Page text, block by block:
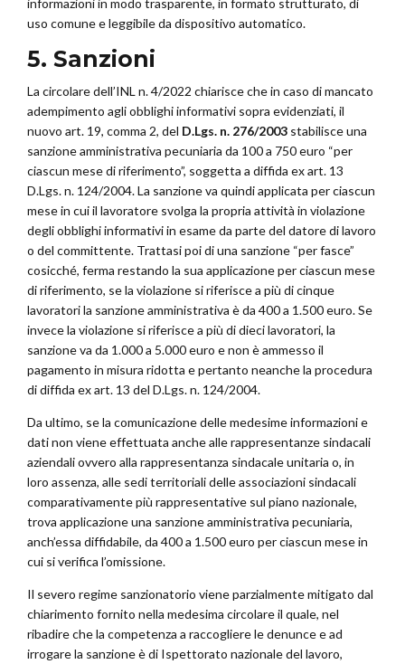
informazioni in modo trasparente, in formato strutturato, di
uso comune e leggibile da dispositivo automatico.
5. Sanzioni
La circolare dell’INL n. 4/2022 chiarisce che in caso di mancato
adempimento agli obblighi informativi sopra evidenziati, il
nuovo art. 19, comma 2, del D.Lgs. n. 276/2003 stabilisce una
sanzione amministrativa pecuniaria da 100 a 750 euro “per
ciascun mese di riferimento”, soggetta a diffida ex art. 13
D.Lgs. n. 124/2004. La sanzione va quindi applicata per ciascun
mese in cui il lavoratore svolga la propria attività in violazione
degli obblighi informativi in esame da parte del datore di lavoro
o del committente. Trattasi poi di una sanzione “per fasce”
cosicché, ferma restando la sua applicazione per ciascun mese
di riferimento, se la violazione si riferisce a più di cinque
lavoratori la sanzione amministrativa è da 400 a 1.500 euro. Se
invece la violazione si riferisce a più di dieci lavoratori, la
sanzione va da 1.000 a 5.000 euro e non è ammesso il
pagamento in misura ridotta e pertanto neanche la procedura
di diffida ex art. 13 del D.Lgs. n. 124/2004.
Da ultimo, se la comunicazione delle medesime informazioni e
dati non viene effettuata anche alle rappresentanze sindacali
aziendali ovvero alla rappresentanza sindacale unitaria o, in
loro assenza, alle sedi territoriali delle associazioni sindacali
comparativamente più rappresentative sul piano nazionale,
trova applicazione una sanzione amministrativa pecuniaria,
anch’essa diffidabile, da 400 a 1.500 euro per ciascun mese in
cui si verifica l’omissione.
Il severo regime sanzionatorio viene parzialmente mitigato dal
chiarimento fornito nella medesima circolare il quale, nel
ribadire chela competenza a raccogliere le denunce e ad
irrogare la sanzione è di Ispettorato nazionale del lavoro,